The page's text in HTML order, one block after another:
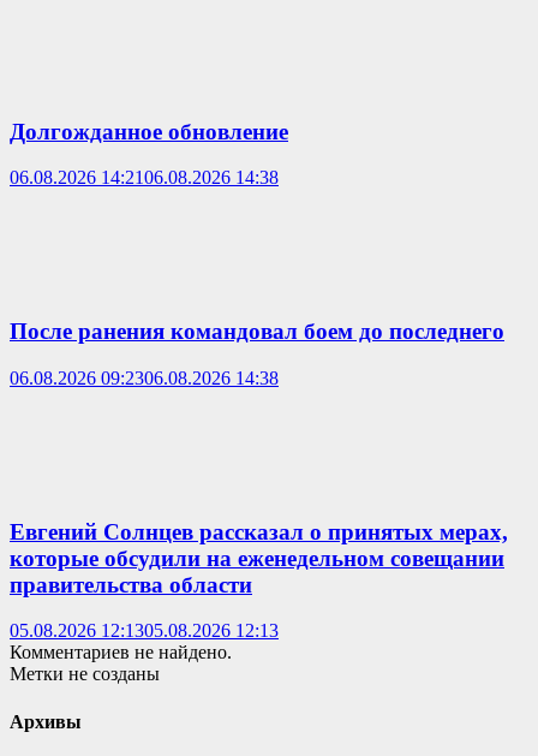
Долгожданное обновление
06.08.2026 14:2106.08.2026 14:38
После ранения командовал боем до последнего
06.08.2026 09:2306.08.2026 14:38
Евгений Солнцев рассказал о принятых мерах,
которые обсудили на еженедельном совещании
правительства области
05.08.2026 12:1305.08.2026 12:13
Комментариев не найдено.
Метки не созданы
Архивы